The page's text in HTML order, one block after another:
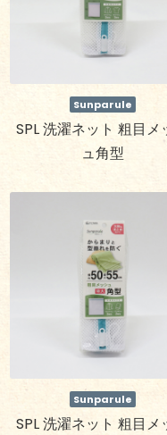
Sunparule
SPL 洗濯ネット 粗目メ
ュ角型
Sunparule
SPL 洗濯ネット 粗目メ